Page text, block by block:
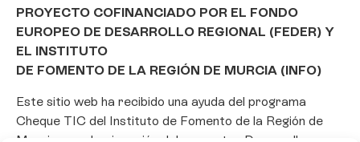
PROYECTO COFINANCIADO POR EL FONDO
EUROPEO DE DESARROLLO REGIONAL (FEDER) Y
EL INSTITUTO
DE FOMENTO DE LA REGIÓN DE MURCIA (INFO)
Este sitio web ha recibido una ayuda del programa
Cheque TIC del Instituto de Fomento de la Región de